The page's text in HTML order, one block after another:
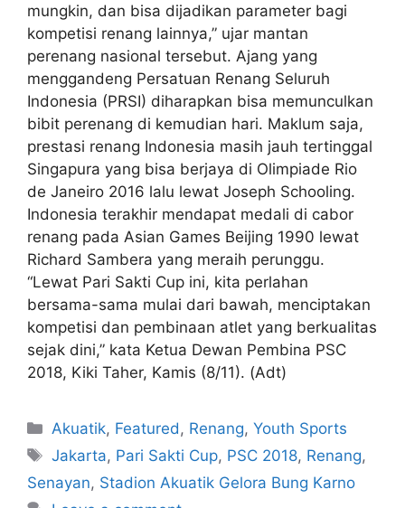
mungkin, dan bisa dijadikan parameter bagi
kompetisi renang lainnya,” ujar mantan
perenang nasional tersebut. Ajang yang
menggandeng Persatuan Renang Seluruh
Indonesia (PRSI) diharapkan bisa memunculkan
bibit perenang di kemudian hari. Maklum saja,
prestasi renang Indonesia masih jauh tertinggal
Singapura yang bisa berjaya di Olimpiade Rio
de Janeiro 2016 lalu lewat Joseph Schooling.
Indonesia terakhir mendapat medali di cabor
renang pada Asian Games Beijing 1990 lewat
Richard Sambera yang meraih perunggu.
“Lewat Pari Sakti Cup ini, kita perlahan
bersama-sama mulai dari bawah, menciptakan
kompetisi dan pembinaan atlet yang berkualitas
sejak dini,” kata Ketua Dewan Pembina PSC
2018, Kiki Taher, Kamis (8/11). (Adt)
Akuatik, Featured , Renang,Youth Sports
Jakarta, Pari Sakti Cup, PSC 2018, Renang,
Senayan, Stadion Akuatik Gelora Bung Karno